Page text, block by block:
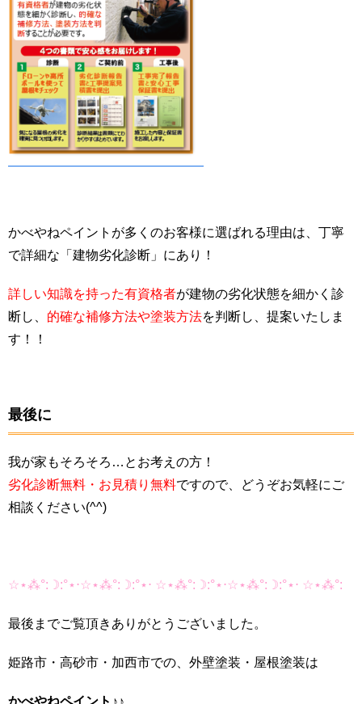
かべやねペイントが多くのお客様に選ばれる理由は、丁寧
で詳細な「建物劣化診断」にあり！
詳しい知識を持った有資格者が建物の劣化状態を細かく診
断し、 的確な補修方法や塗装方法を判断し、提案いたしま
す！！
最後に
我が家もそろそろ…とお考えの方！
劣化診断無料・お見積り無料ですので、どうぞお気軽にご
相談ください(^^)
☆⋆⁂°:☽:°⋆⋅☆⋆⁂°:☽:°⋆⋅ ☆⋆⁂°:☽:°⋆⋅☆⋆⁂°:☽:°⋆⋅ ☆⋆⁂°:
最後までご覧頂きありがとうございました。
姫路市・高砂市・加西市での、外壁塗装・屋根塗装は
かべやねペイント ♪♪